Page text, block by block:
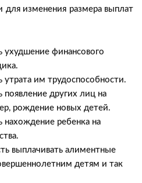
изменения размера выплат
финансового
им трудоспособности.
других лиц на
рождение новых детей.
ребенка на
выплачивать алиментные
детям и так